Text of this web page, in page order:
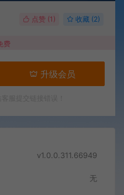
点赞 (1 ) 收藏 (2)
费
升级会员
v1.0.0.311.66949
无